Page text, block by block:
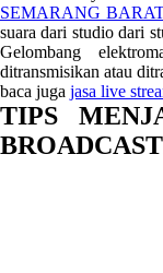
SEMARANG
suara dari studio dari
Gelombang
ditransmisikan atau
baca juga jasa live
TIPS